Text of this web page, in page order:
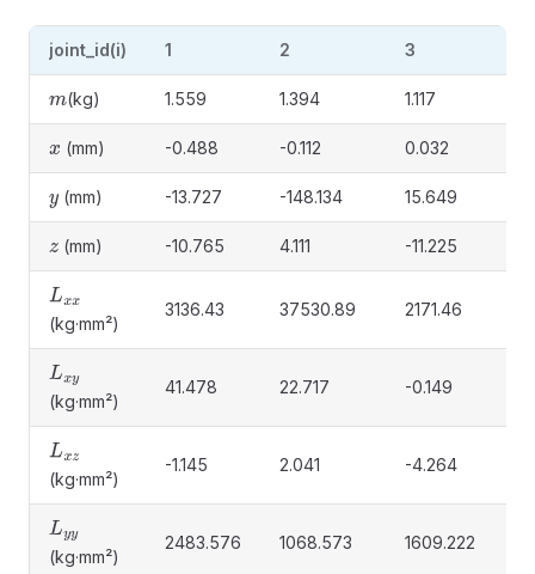
joint_id(i) 1 2 3
m (kg) 1.559 1.394 1.117
x (mm) -0.488 -0.112 0.032
y (mm) -13.727 -148.134 15.649
z (mm) -10.765 4.111 -11.225
Lxx
(kg·mm²)
3136.43 37530.89 2171.46
Lxy
(kg·mm²)
41.478 22.717 -0.149
Lxz
(kg·mm²)
-1.145 2.041 -4.264
Lyy
(kg·mm²)
2483.576 1068.573 1609.222